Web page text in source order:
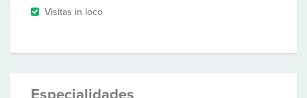
Visitas in loco